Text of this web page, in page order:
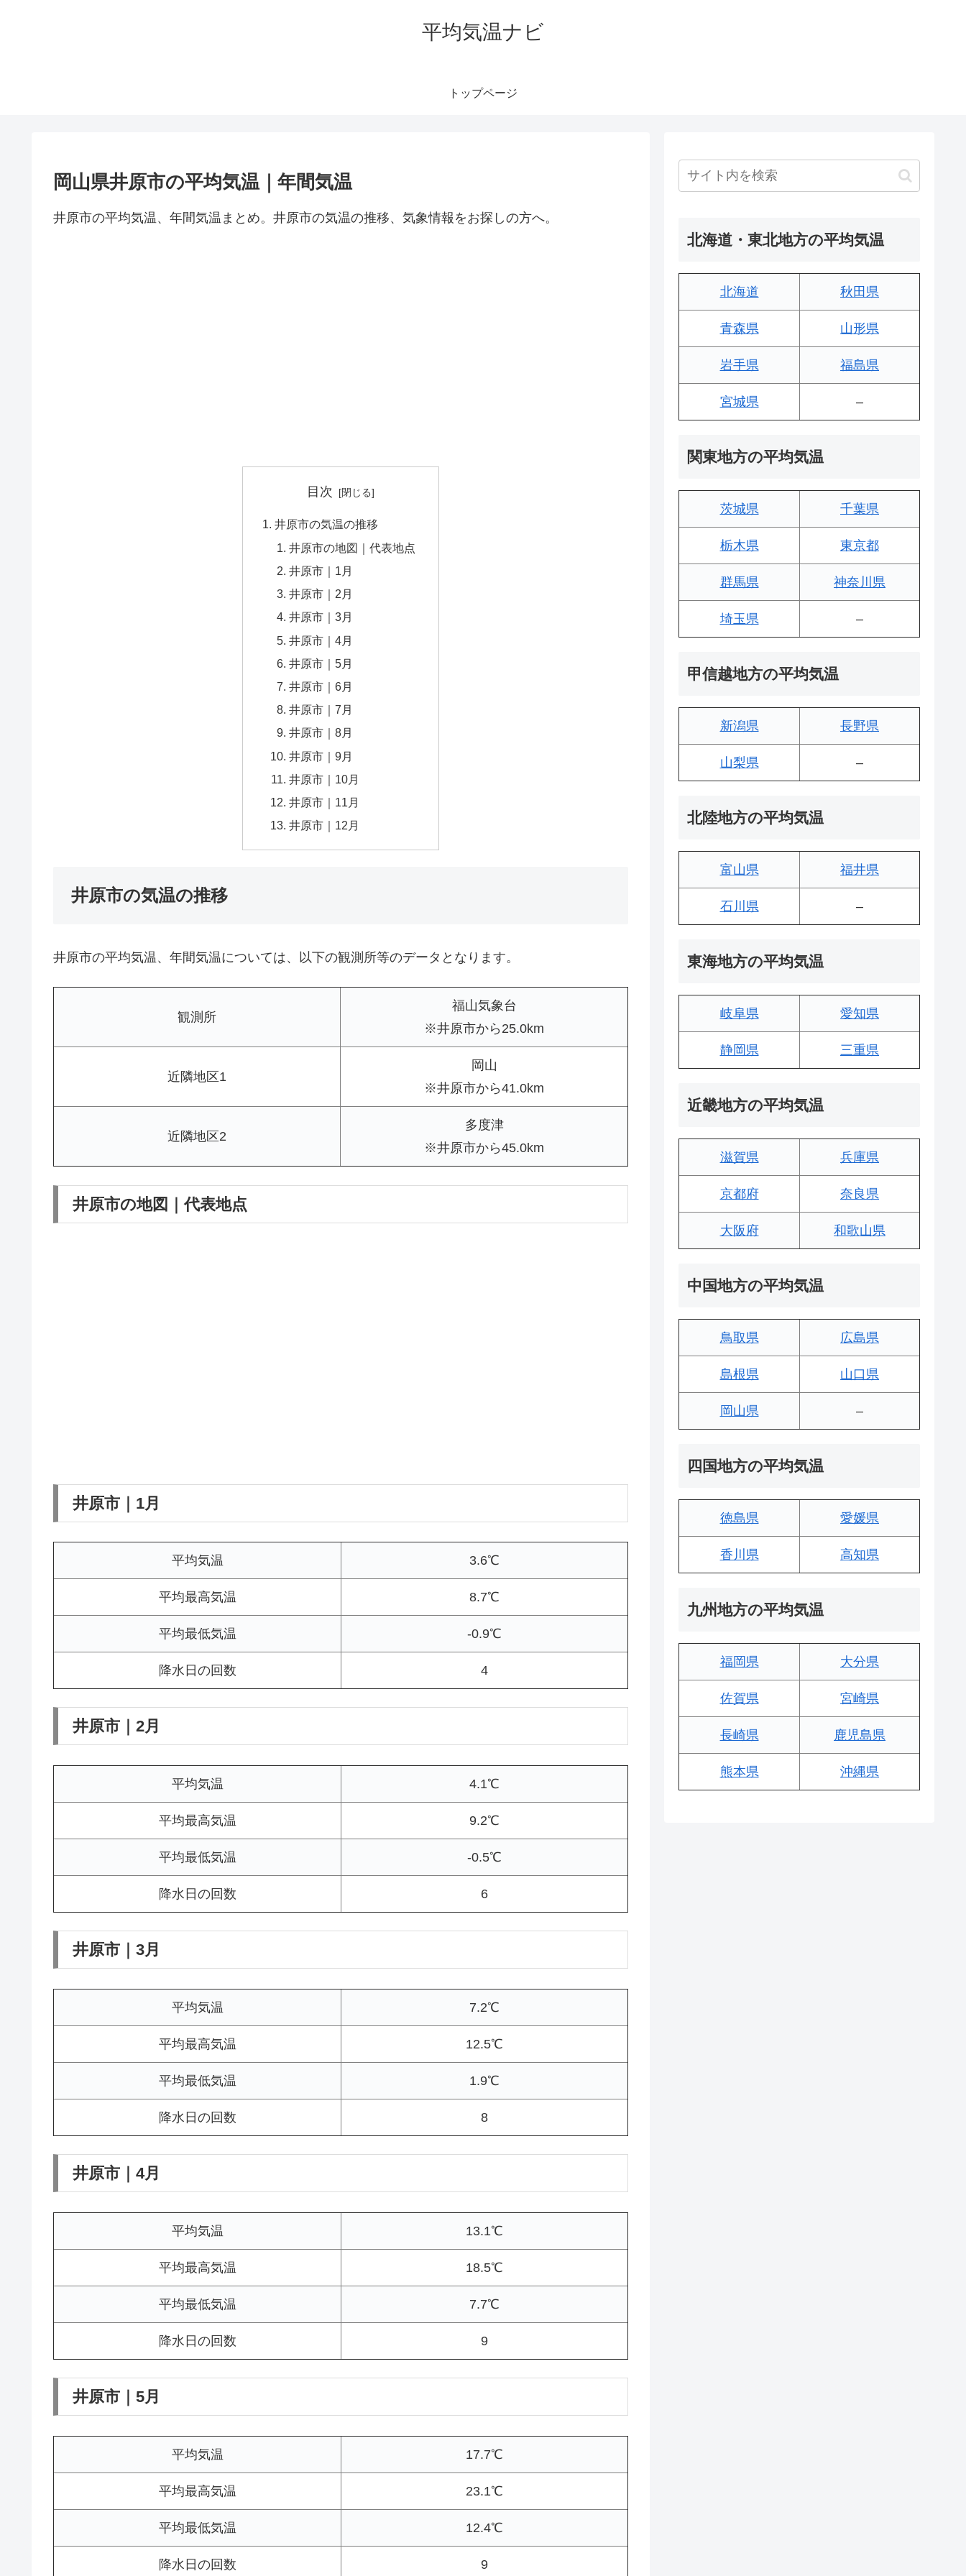
平均気温ナビ
トップページ
岡山県井原市の平均気温｜年間気温
井原市の平均気温、年間気温まとめ。井原市の気温の推移、気象情報をお探しの方へ。
目次
井原市の気温の推移
井原市の地図｜代表地点
井原市｜1月
井原市｜2月
井原市｜3月
井原市｜4月
井原市｜5月
井原市｜6月
井原市｜7月
井原市｜8月
井原市｜9月
井原市｜10月
井原市｜11月
井原市｜12月
井原市の気温の推移
井原市の平均気温、年間気温については、以下の観測所等のデータとなります。
観測所
福山気象台
※井原市から25.0km
近隣地区1
岡山
※井原市から41.0km
近隣地区2
多度津
※井原市から45.0km
井原市の地図｜代表地点
井原市｜1月
平均気温 3.6℃
平均最高気温 8.7℃
平均最低気温 -0.9℃
降水日の回数 4
井原市｜2月
平均気温 4.1℃
平均最高気温 9.2℃
平均最低気温 -0.5℃
降水日の回数 6
井原市｜3月
平均気温 7.2℃
平均最高気温 12.5℃
平均最低気温 1.9℃
降水日の回数 8
井原市｜4月
平均気温 13.1℃
平均最高気温 18.5℃
平均最低気温 7.7℃
降水日の回数 9
井原市｜5月
平均気温 17.7℃
平均最高気温 23.1℃
平均最低気温 12.4℃
降水日の回数 9
北海道・東北地方の平均気温
北海道 秋田県
青森県 山形県
岩手県 福島県
宮城県 –
関東地方の平均気温
茨城県 千葉県
栃木県 東京都
群馬県 神奈川県
埼玉県 –
甲信越地方の平均気温
新潟県 長野県
山梨県 –
北陸地方の平均気温
富山県 福井県
石川県 –
東海地方の平均気温
岐阜県 愛知県
静岡県 三重県
近畿地方の平均気温
滋賀県 兵庫県
京都府 奈良県
大阪府 和歌山県
中国地方の平均気温
鳥取県 広島県
島根県 山口県
岡山県 –
四国地方の平均気温
徳島県 愛媛県
香川県 高知県
九州地方の平均気温
福岡県 大分県
佐賀県 宮崎県
長崎県 鹿児島県
熊本県 沖縄県